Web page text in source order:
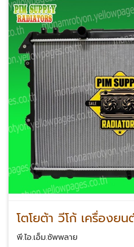
โตโยต้า วีโก้ เครื่องยน
ธรรมดา
พี.ไอ.เอ็ม.ซัพพลาย